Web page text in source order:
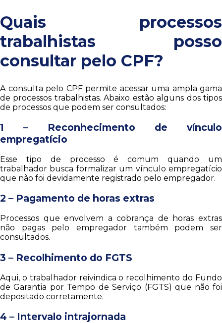
Quais processos
trabalhistas posso
consultar pelo CPF?
A consulta pelo CPF permite acessar uma ampla gama
de processos trabalhistas. Abaixo estão alguns dos tipos
de processos que podem ser consultados:
1 – Reconhecimento de vínculo
empregatício
Esse tipo de processo é comum quando um
trabalhador busca formalizar um vínculo empregatício
que não foi devidamente registrado pelo empregador.
2 – Pagamento de horas extras
Processos que envolvem a cobrança de horas extras
não pagas pelo empregador também podem ser
consultados.
3 – Recolhimento do FGTS
Aqui, o trabalhador reivindica o recolhimento do Fundo
de Garantia por Tempo de Serviço (FGTS) que não foi
depositado corretamente.
4 – Intervalo intrajornada